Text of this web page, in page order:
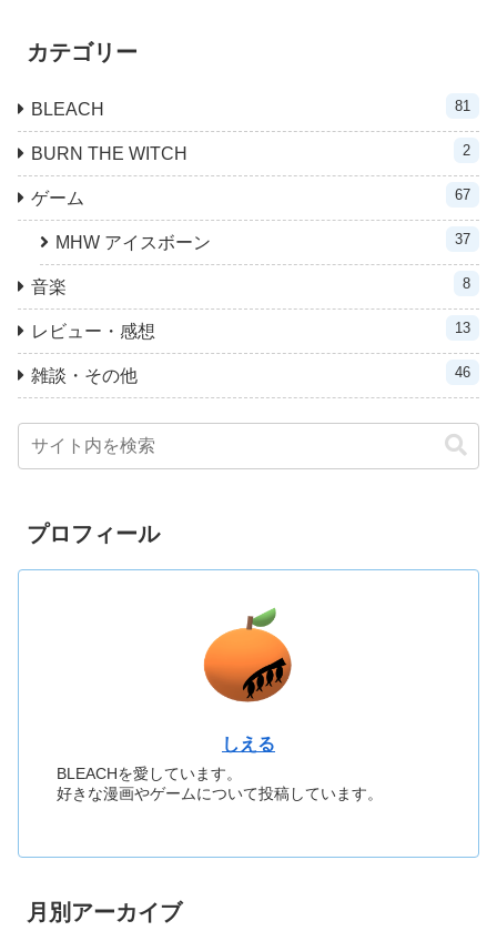
カテゴリー
BLEACH 81
BURN THE WITCH 2
ゲーム 67
MHW アイスボーン 37
音楽 8
レビュー・感想 13
雑談・その他 46
プロフィール
しえる
BLEACHを愛しています。
好きな漫画やゲームについて投稿しています。
月別アーカイブ